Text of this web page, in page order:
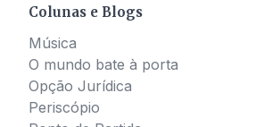
Colunas e Blogs
Música
O mundo bate à porta
Opção Jurídica
Periscópio